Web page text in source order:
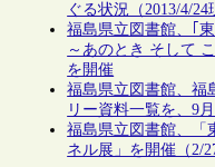
ぐる状況（2013/4/24
福島県立図書館、｢
～あのとき そして
を開催
福島県立図書館、福
リー資料一覧を、9
福島県立図書館、「
ネル展」を開催（2/